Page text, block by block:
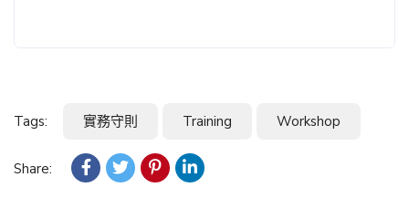
Tags: 實務守則 Training Workshop
Share: